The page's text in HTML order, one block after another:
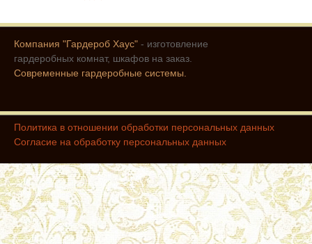
Компания "Гардероб Хаус" - изготовление
гардеробных комнат, шкафов на заказ.
Современные гардеробные системы.
Политика в отношении обработки персональных данных
Согласие на обработку персональных данных